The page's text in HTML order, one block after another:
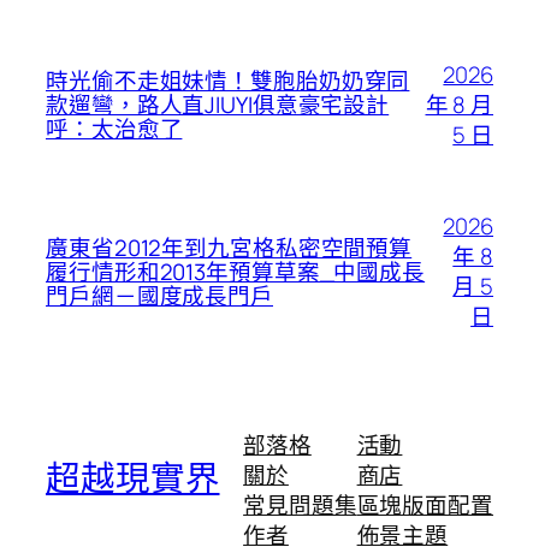
時光偷不走姐妹情！雙胞胎奶奶穿同
款遛彎，路人直JIUYI俱意豪宅設計
呼：太治愈了
2026
年 8 月
5 日
廣東省2012年到九宮格私密空間預算
履行情形和2013年預算草案_中國成長
門戶網－國度成長門戶
2026
年 8
月 5
日
超越現實界
部落格
關於
常見問題集
作者
活動
商店
區塊版面配置
佈景主題